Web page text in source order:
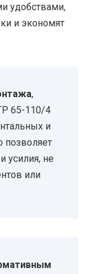
удобствами,
и экономят
,
65-110/4
и
позволяет
усилия, не
или